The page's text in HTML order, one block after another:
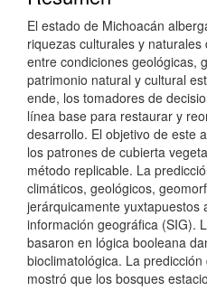
i
d
o
p
r
i
n
c
i
El estado de Michoacán
riquezas culturales y
entre condiciones geológicas,
patrimonio natural y cultural
ende, los tomadores de
línea base para restaurar y
desarrollo. El objetivo de este
los patrones de cubierta
método replicable. La
climáticos, geológicos,
jerárquicamente yuxtapuestos
información geográfica (SIG).
basaron en lógica booleana
bioclimatológica. La
mostró que los bosques